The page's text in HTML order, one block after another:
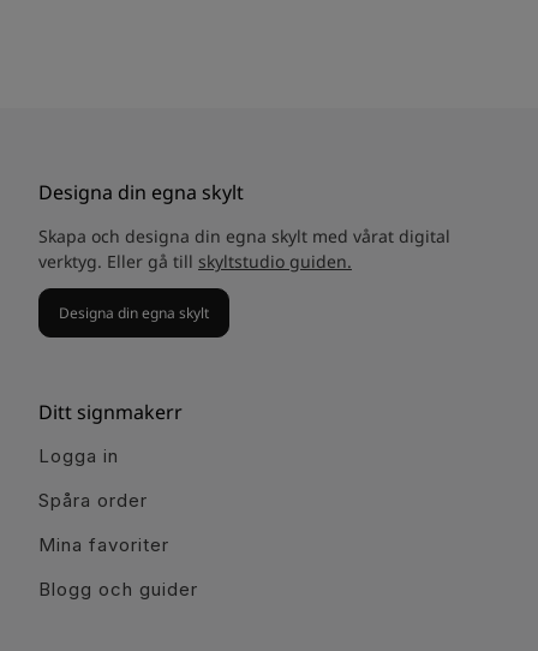
Designa din egna skylt
Skapa och designa din egna skylt med vårat digital
verktyg. Eller gå till skyltstudio guiden.
Designa din egna skylt
Ditt signmakerr
Logga in
Spåra order
Mina favoriter
Blogg och guider